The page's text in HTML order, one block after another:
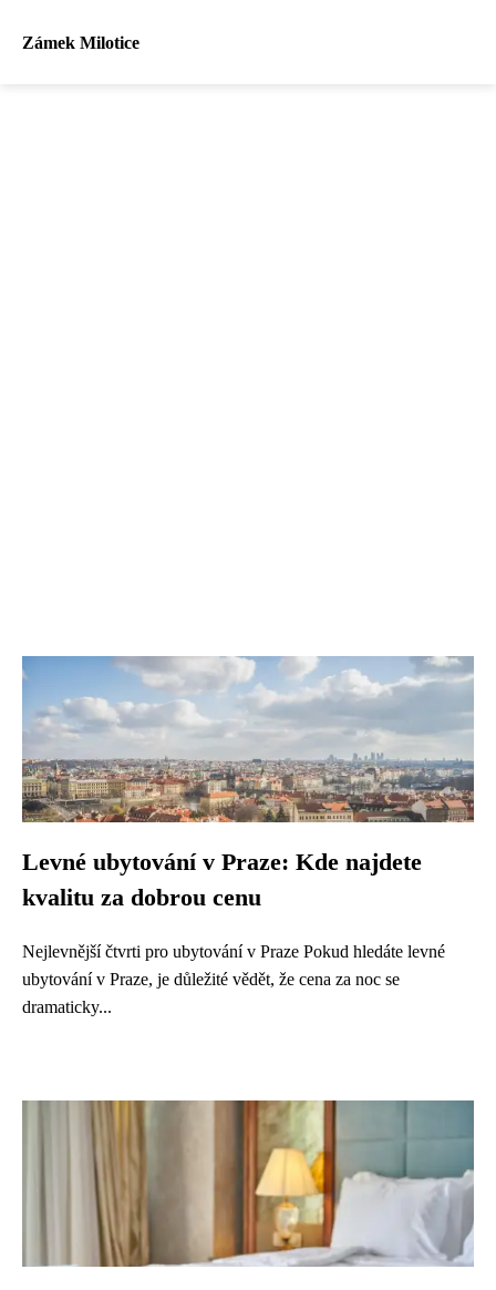
Zámek Milotice
Levné ubytování v Praze: Kde najdete
kvalitu za dobrou cenu
Nejlevnější čtvrti pro ubytování v Praze Pokud hledáte levné
ubytování v Praze, je důležité vědět, že cena za noc se
dramaticky...